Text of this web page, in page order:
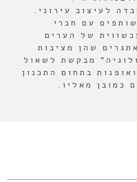
לעיצוב עירוני.
עם חברי
של הערים
שהן מציבות
מבקשת לשאול
בתחום התכנון
כמובן מאליו.